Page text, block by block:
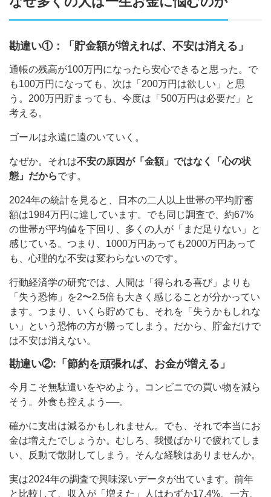
勘違い①：「貯金額が増えれば、不安は消える」
通帳の残高が100万円になったら安心できると思った。で
も100万円になっても、次は「200万円は欲しい」と思
う。200万円貯まっても、今度は「500万円は必要だ」と
考える。
ゴールは永遠に遠のいていく。
なぜか。それは不安の原因が「金額」ではなく「心の状
態」だからです。
2024年の統計を見ると、日本の二人以上世帯の平均貯蓄
額は1984万円に達しています。でも同じ調査で、約67%
の世帯が平均値を下回り、多くの人が「まだ足りない」と
感じている。つまり、1000万円あっても2000万円あって
も、心理的な不安は変わらないのです。
行動経済学の研究では、人間は「得られる喜び」よりも
「失う恐怖」を2〜2.5倍も大きく感じることが分かってい
ます。つまり、いくら貯めても、それを「失うかもしれな
い」という恐怖の方が勝ってしまう。だから、貯金だけで
は不安は消えない。
勘違い②:「節約を頑張れば、お金が増える」
今月こそ無駄遣いをやめよう。コンビニでの買い物を減ら
そう。外食も控えよう──。
確かに支出は減るかもしれません。でも、それで本当にお
金は増えたでしょうか。むしろ、我慢ばかりで疲れてしま
い、反動で散財してしまう。そんな経験はありませんか。
実は2024年の調査で興味深いデータが出ています。前年
と比較して、収入が「増えた」人はわずか17.4%。一方、